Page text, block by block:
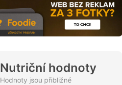
Nutriční hodnoty
Hodnoty jsou přibližné